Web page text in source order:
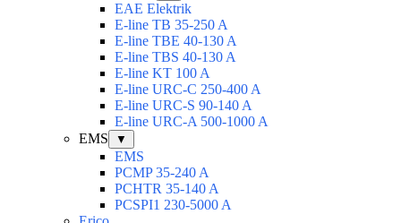
EAE Elektrik
E-line TB 35-250 A
E-line TBE 40-130 A
E-line TBS 40-130 A
E-line KT 100 A
E-line URC-C 250-400 A
E-line URC-S 90-140 A
E-line URC-A 500-1000 A
EMS
▼
EMS
PCMP 35-240 A
PCHTR 35-140 A
PCSPI1 230-5000 A